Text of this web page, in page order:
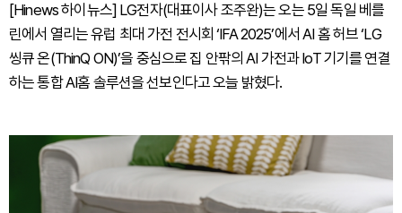
[Hinews 하이뉴스] LG전자(대표이사 조주완)는 오는 5일 독일 베를
린에서 열리는 유럽 최대 가전 전시회 ‘IFA 2025’에서 AI 홈 허브 ‘LG
씽큐 온(ThinQ ON)’을 중심으로 집 안팎의 AI 가전과 IoT 기기를 연결
하는 통합 AI홈 솔루션을 선보인다고 오늘 밝혔다.